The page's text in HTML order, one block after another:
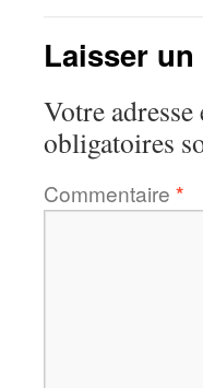
Laisser
Votre
obligatoires
Commentaire *